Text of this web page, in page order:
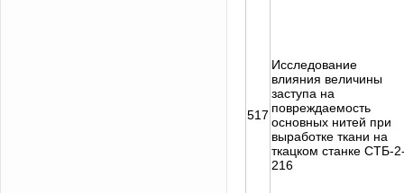
517
Исследование
влияния величины
заступа на
повреждаемость
основных нитей при
выработке ткани на
ткацком станке СТБ-
216